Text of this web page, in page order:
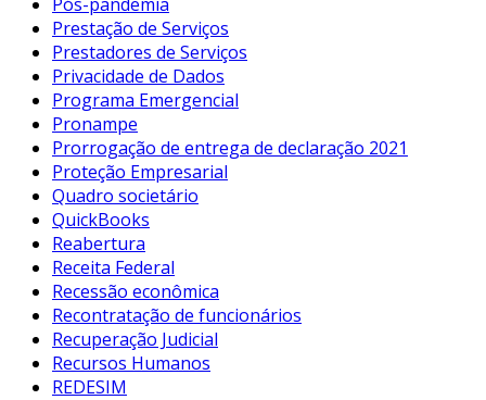
Prestação de Serviços
Prestadores de Serviços
Privacidade de Dados
Programa Emergencial
Pronampe
Prorrogação de entrega de declaração 2021
Proteção Empresarial
Quadro societário
QuickBooks
Reabertura
Receita Federal
Recessão econômica
Recontratação de funcionários
Recuperação Judicial
Recursos Humanos
REDESIM